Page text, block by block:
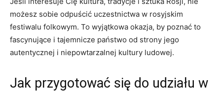
możesz ⁤sobie odpuścić uczestnictwa⁣ w rosyjskim
festiwalu​ folkowym. To wyjątkowa okazja, by poznać ​to
fascynujące i ⁣tajemnicze⁢ państwo od strony jego
autentycznej i niepowtarzalnej kultury​ ludowej.
Jak ‌przygotować się​ do udziału⁤ w